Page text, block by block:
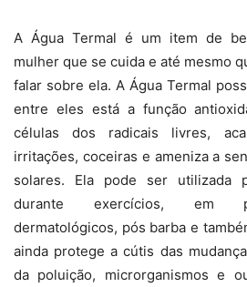
A Água Termal é um item de
mulher que se cuida e até mesmo
falar sobre ela. A Água Termal
entre eles está a função
células dos radicais livres,
irritações, coceiras e ameniza a
solares. Ela pode ser utilizada
durante exercícios, em
dermatológicos, pós barba e
ainda protege a cútis das
da poluição, microrganismos e